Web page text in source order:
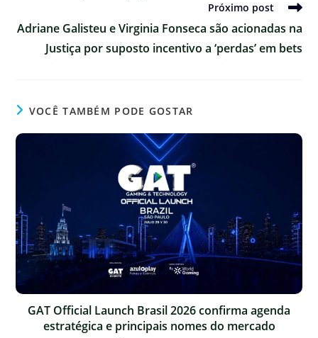
Próximo post
Adriane Galisteu e Virginia Fonseca são acionadas na
Justiça por suposto incentivo a ‘perdas’ em bets
VOCÊ TAMBÉM PODE GOSTAR
GAT Official Launch Brasil 2026 confirma agenda
estratégica e principais nomes do mercado